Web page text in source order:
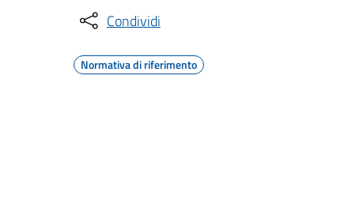
Condividi
Normativa di riferimento